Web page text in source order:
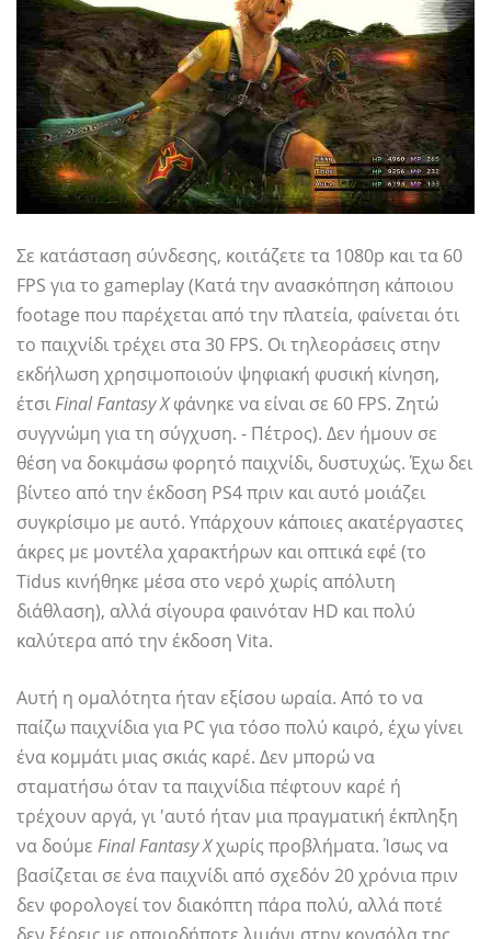
Σε κατάσταση σύνδεσης, κοιτάζετε τα 1080p και τα 60
FPS για το gameplay (Κατά την ανασκόπηση κάποιου
footage που παρέχεται από την πλατεία, φαίνεται ότι
το παιχνίδι τρέχει στα 30 FPS. Οι τηλεοράσεις στην
εκδήλωση χρησιμοποιούν ψηφιακή φυσική κίνηση,
έτσιFinal Fantasy Xφάνηκε να είναι σε 60 FPS. Ζητώ
συγγνώμη για τη σύγχυση. - Πέτρος). Δεν ήμουν σε
θέση να δοκιμάσω φορητό παιχνίδι, δυστυχώς. Έχω δει
βίντεο από την έκδοση PS4 πριν και αυτό μοιάζει
συγκρίσιμο με αυτό. Υπάρχουν κάποιες ακατέργαστες
άκρες με μοντέλα χαρακτήρων και οπτικά εφέ (το
Tidus κινήθηκε μέσα στο νερό χωρίς απόλυτη
διάθλαση), αλλά σίγουρα φαινόταν HD και πολύ
καλύτερα από την έκδοση Vita.
Αυτή η ομαλότητα ήταν εξίσου ωραία. Από το να
παίζω παιχνίδια για PC για τόσο πολύ καιρό, έχω γίνει
ένα κομμάτι μιας σκιάς καρέ. Δεν μπορώ να
σταματήσω όταν τα παιχνίδια πέφτουν καρέ ή
τρέχουν αργά, γι 'αυτό ήταν μια πραγματική έκπληξη
να δούμε Final Fantasy Xχωρίς προβλήματα. Ίσως να
βασίζεται σε ένα παιχνίδι από σχεδόν 20 χρόνια πριν
δεν φορολογεί τον διακόπτη πάρα πολύ, αλλά ποτέ